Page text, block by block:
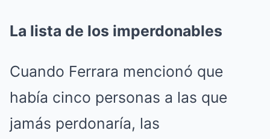
La lista de los imperdonables
Cuando Ferrara mencionó que
había cinco personas a las que
jamás perdonaría, las